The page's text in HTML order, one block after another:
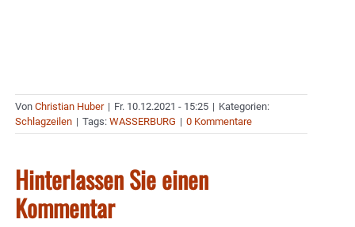
Von Christian Huber | Fr. 10.12.2021 - 15:25 | Kategorien:
Schlagzeilen | Tags: WASSERBURG | 0 Kommentare
Hinterlassen Sie einen
Kommentar